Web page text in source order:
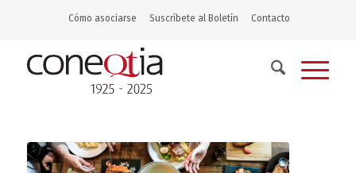
Cómo asociarse Suscríbete al Boletín Contacto